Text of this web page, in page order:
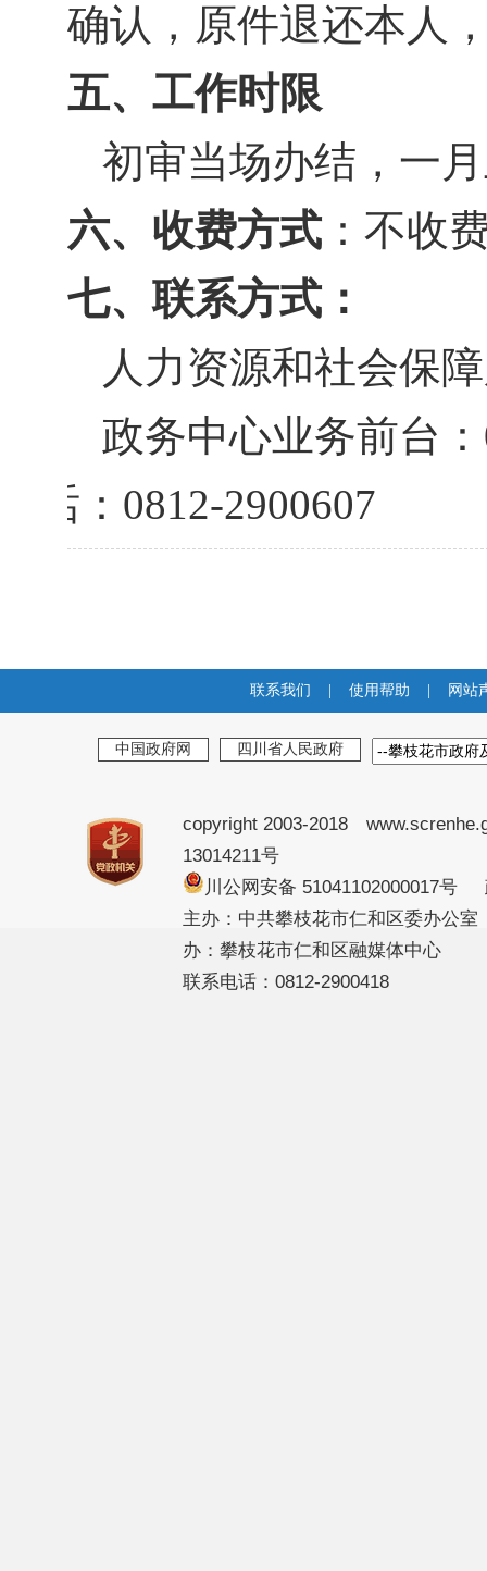
确认，原件退还本人
五、工作时限
初审当场办结，一
六、收费方式：不收
七、联系方式：
人力资源和社会保
政务中心业务前台：
话： 0812-2900607
联系我们 使用帮助 网站
中国政府网 四川省人民政府
copyright 2003-2018
13014211号
川公网安备 51041102000017
主办：中共攀枝花市仁和区委办公
办：攀枝花市仁和区融媒体中心
联系电话：0812-2900418